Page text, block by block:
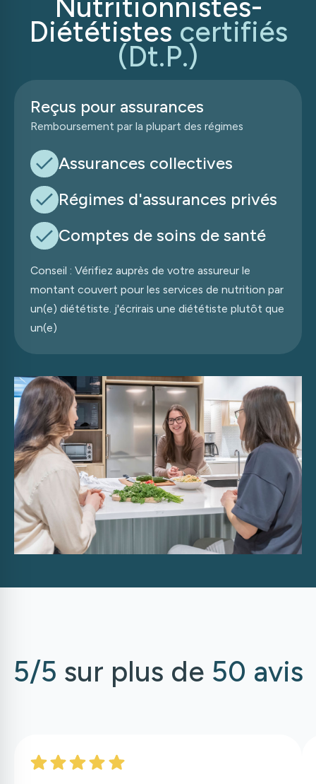
Diététistes certifiés
(Dt.P.)
Reçus pour assurances
Remboursement par la plupart des régimes
Assurances collectives
Régimes d'assurances privés
Comptes de soins de santé
Conseil : Vérifiez auprès de votre assureur le
montant couvert pour les services de nutrition par
un(e) diététiste. j'écrirais une diététiste plutôt que
un(e)
5/5 sur plus de 50 avis